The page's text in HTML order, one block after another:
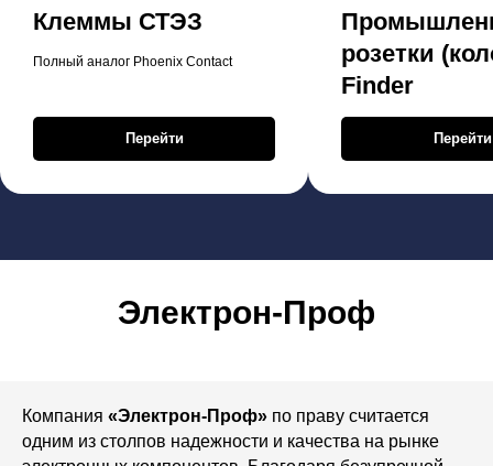
Клеммы СТЭЗ
Полный аналог Phoenix Contact
Перейти
розетки
Finder
Перейти
Электрон-Проф
Компания «Электрон-Проф» по праву считается
одним из столпов надежности и качества на рынке